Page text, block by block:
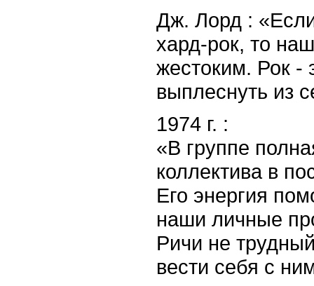
Дж. Лорд :
хард-рок, то
жестоким. Рок -
выплеснуть из
1974 г. :
«В группе
коллектива в
Его энергия
наши личные
Ричи не
вести себя с